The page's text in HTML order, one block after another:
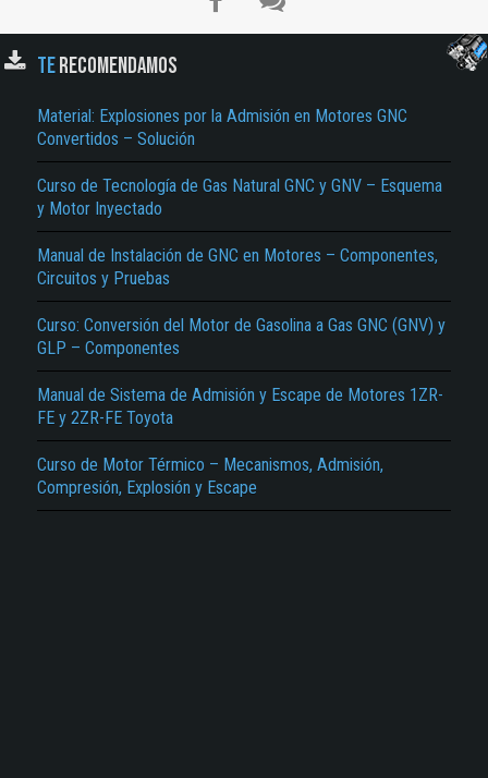
TERECOMENDAMOS
Material: Explosiones por la Admisión en Motores GNC
Convertidos – Solución
Curso de Tecnología de Gas Natural GNC y GNV – Esquema
y Motor Inyectado
Manual de Instalación de GNC en Motores – Componentes,
Circuitos y Pruebas
Curso: Conversión del Motor de Gasolina a Gas GNC (GNV) y
GLP – Componentes
Manual de Sistema de Admisión y Escape de Motores 1ZR-
FE y 2ZR-FE Toyota
Curso de Motor Térmico – Mecanismos, Admisión,
Compresión, Explosión y Escape
El Título es incorrecto según el contenido.
No carga o no se visualiza el contenido.
Reportar otro tipo de error...